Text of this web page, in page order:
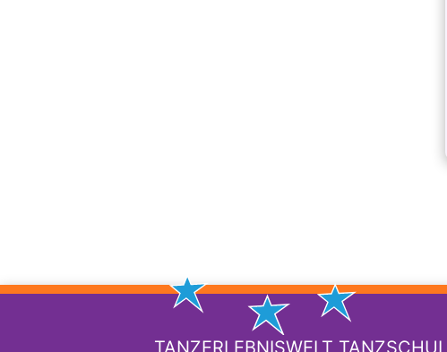
TANZERLEBNISWELT